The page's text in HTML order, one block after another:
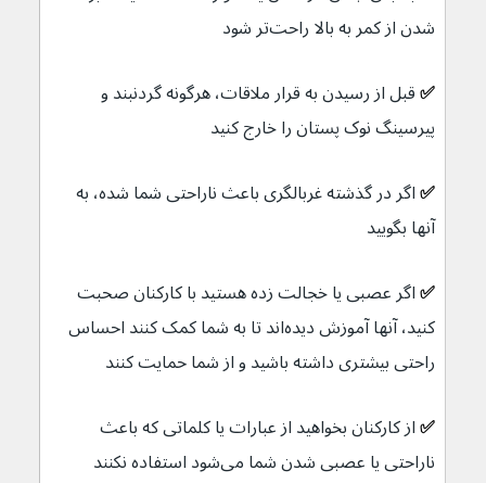
شدن از کمر به بالا راحت‌تر شود
✅ قبل از رسیدن به قرار ملاقات، هرگونه گردنبند و
پیرسینگ نوک پستان را خارج کنید
✅ اگر در گذشته غربالگری باعث ناراحتی شما شده، به
آنها بگویید
✅ اگر عصبی یا خجالت زده هستید با کارکنان صحبت
کنید، آنها آموزش دیده‌اند تا به شما کمک کنند احساس
راحتی بیشتری داشته باشید و از شما حمایت کنند
✅ از کارکنان بخواهید از عبارات یا کلماتی که باعث
ناراحتی یا عصبی شدن شما می‌شود استفاده نکنند